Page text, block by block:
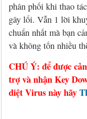
phân phối khi thao
gây lổi. Vẫn 1 lời
chuẩn nhất mà bạn
và không tốn nhiều
CHÚ Ý: để được
trợ và nhận Key
diệt Virus này hãy